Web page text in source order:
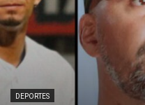
DEPORTES